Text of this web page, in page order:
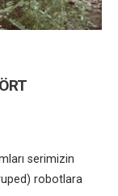
serimizin
robotlara